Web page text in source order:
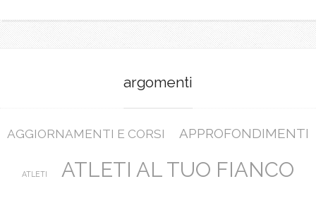
argomenti
AGGIORNAMENTI E CORSI APPROFONDIMENTI
ATLETI ATLETI AL TUO FIANCO